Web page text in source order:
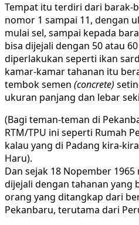
Tempat itu terdiri dari barak-
nomor 1 sampai 11, dengan
mulai sel, sampai kepada
bisa dijejali dengan 50 atau
diperlakukan seperti ikan
kamar-kamar tahanan itu
tembok semen (concrete)
ukuran panjang dan lebar
(Bagi teman-teman di
RTM/TPU ini seperti Rumah
kalau yang di Padang kira-
Haru).
Dan sejak 18 Nopember
dijejali dengan tahanan yang
orang yang ditangkap dari
Pekanbaru, terutama dari